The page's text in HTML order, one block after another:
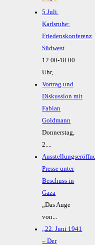
5.Juli,
Karlsruhe:
Friedenskonferenz
Südwest
12.00-18.00
Uhr,...
Vortrag und
Diskussion mit
Fabian
Goldmann
Donnerstag,
2....
Presse unter
Beschuss in
Gaza
„Das Auge
von...
„22. Juni 1941
– Der